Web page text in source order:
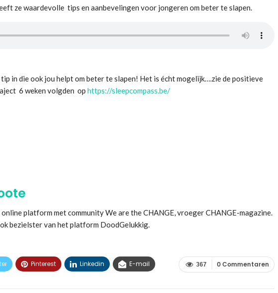
ze waardevolle tips en aanbevelingen voor jongeren om beter te slapen.
in die ook jou helpt om beter te slapen! Het is écht mogelijk….zie de positieve
6 weken volgden op https://sleepcompass.be/
platform met community We are the CHANGE, vroeger CHANGE-magazine.
bezielster van het platform DoodGelukkig.
0 Commentaren
367
Pinterest Linkedin E-mail